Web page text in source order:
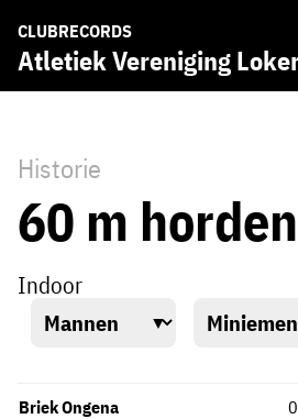
CLUBRECORDS
Atletiek Vereniging
Historie
60 m horden
Indoor
Briek Ongena